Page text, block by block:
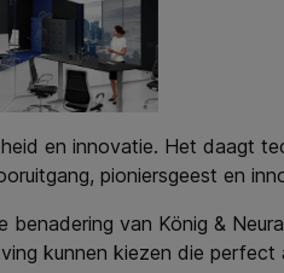
en innovatie. Het daagt
pioniersgeest en
van König &
kunnen kiezen die